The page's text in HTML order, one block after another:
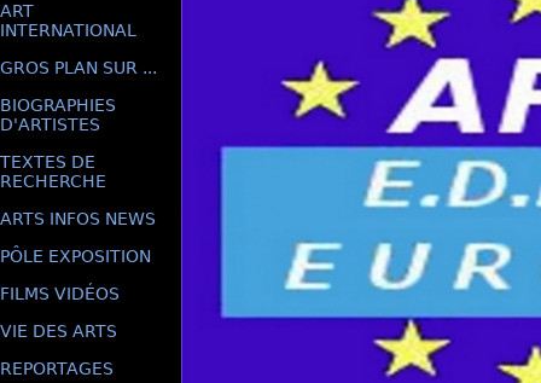
ART
INTERNATIONAL
GROS PLAN SUR ...
BIOGRAPHIES
D'ARTISTES
TEXTES DE
RECHERCHE
ARTS INFOS NEWS
PÔLE EXPOSITION
FILMS VIDÉOS
VIE DES ARTS
REPORTAGES